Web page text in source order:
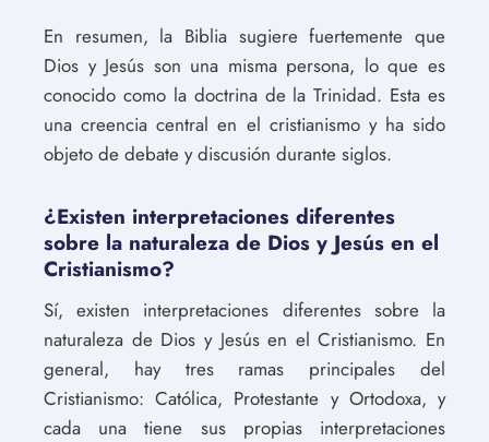
En resumen, la Biblia sugiere fuertemente que
Dios y Jesús son una misma persona, lo que es
conocido como la doctrina de la Trinidad. Esta es
una creencia central en el cristianismo y ha sido
objeto de debate y discusión durante siglos.
¿Existen interpretaciones diferentes
sobre la naturaleza de Dios y Jesús en el
Cristianismo?
Sí, existen interpretaciones diferentes sobre la
naturaleza de Dios y Jesús en el Cristianismo. En
general, hay tres ramas principales del
Cristianismo: Católica, Protestante y Ortodoxa, y
cada una tiene sus propias interpretaciones